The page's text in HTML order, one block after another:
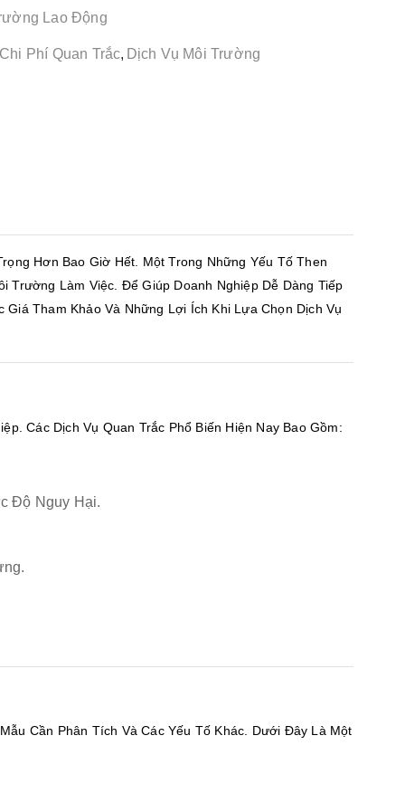
Lao Động
Chi Phí Quan Trắc, Dịch Vụ Môi Trường
Hơn Bao Giờ Hết. Một Trong Những Yếu Tố Then
Làm Việc. Để Giúp Doanh Nghiệp Dễ Dàng Tiếp
Tham Khảo Và Những Lợi Ích Khi Lựa Chọn Dịch Vụ
Các Dịch Vụ Quan Trắc Phổ Biến Hiện Nay Bao Gồm:
Độ Nguy Hại.
Cần Phân Tích Và Các Yếu Tố Khác. Dưới Đây Là Một